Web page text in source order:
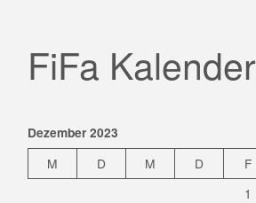
FiFa Kalender
Dezember 2023
M D M D F
1